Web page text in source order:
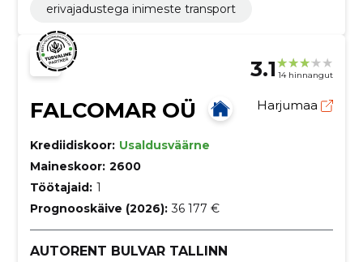
erivajadustega inimeste transport
3.1 14 hinnangut
FALCOMAR OÜ Harjumaa
Krediidiskoor: Usaldusväärne
Maineskoor: 2600
Töötajaid: 1
Prognooskäive (2026): 36 177 €
AUTORENT BULVAR TALLINN